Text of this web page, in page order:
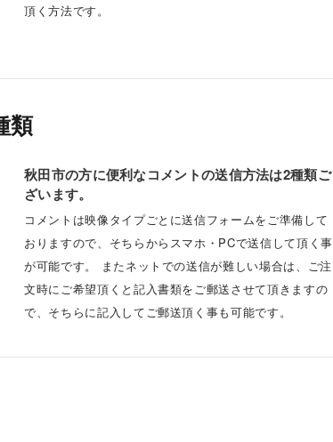
頂く方法です。
類
秋田市の方に便利なコメントの送信方法は2種類ご
ざいます。
コメントは映像タイプごとに送信フォームをご準備して
おりますので、そちらからスマホ・PCで送信して頂く事
が可能です。 またネットでの送信が難しい場合は、ご注
文時にご希望頂くと記入書類をご郵送させて頂きますの
で、そちらに記入してご郵送頂く事も可能です。